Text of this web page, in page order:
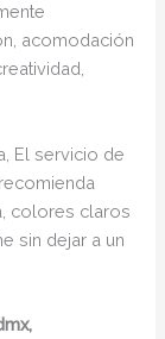
acomodación
El servicio de
colores claros
sin dejar a un